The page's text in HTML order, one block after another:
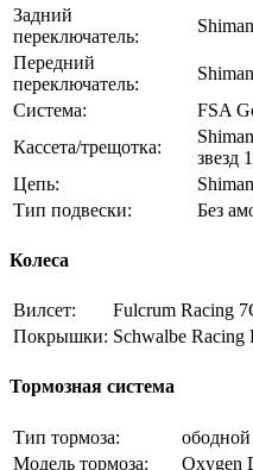
Задний
переключатель:
Передний
переключатель:
Система:
FSA
Кассета/трещотка:
звезд
Цепь:
Тип подвески:
Без
Колеса
Вилсет:
Fulcrum Racing
Покрышки: Schwalbe Racing
Тормозная система
Тип тормоза:
Модель тормоза:
Oxygen